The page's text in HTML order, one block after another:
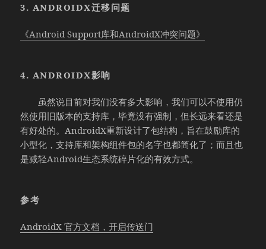
3. ANDROIDX迁移问题
《Android Support库和AndroidX冲突问题》
4. ANDROIDX影响
虽然说目前对我们没有多大影响，我们可以不使用仍
然使用旧版本的支持库，毕竟没有强制，但长远来看还是
有好处的。AndroidX重新设计了包结构，旨在鼓励库的
小型化，支持库和架构组件包的名字也都简化了；而且也
是减轻Android生态系统碎片化的有效方式。
参考
AndroidX 官方文档，开启传送门